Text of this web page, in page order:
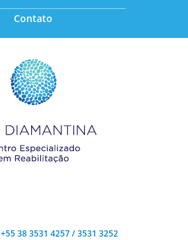
Contato
+55 383531 4257 / 3531 3252